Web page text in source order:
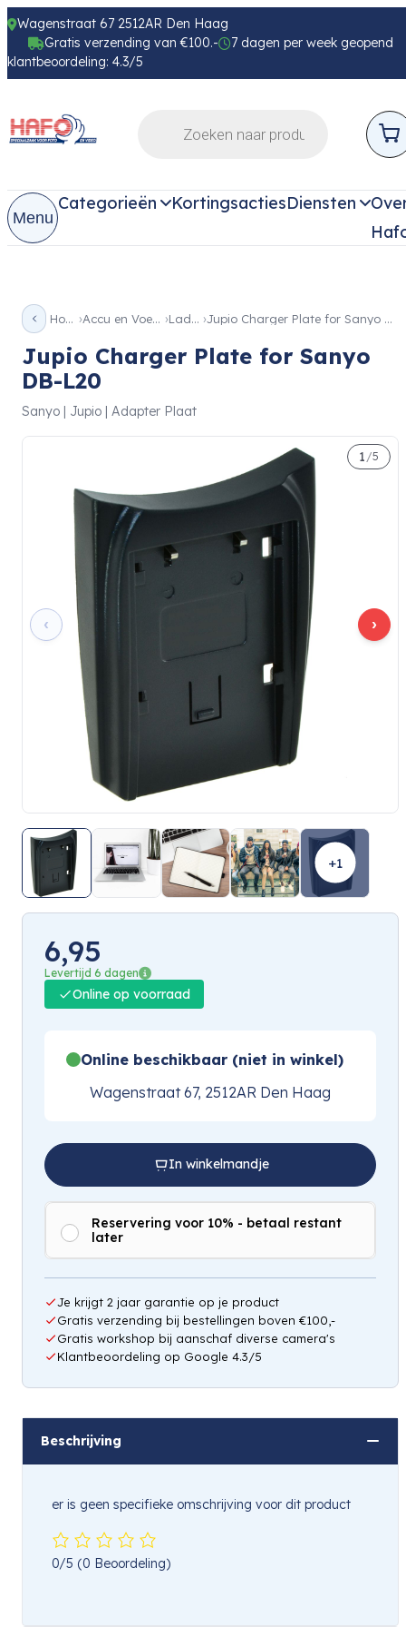
Wagenstraat 67 2512AR Den Haag
Gratis verzending van €100.-
7 dagen per week geopend
klantbeoordeling: 4.3/5
Menu
Categorieën KortingsactiesDiensten
Home Accu en Voeding Laders Jupio Charger Plate for Sanyo DB-L20
Jupio Charger Plate for Sanyo
DB-L20
Sanyo | Jupio | Adapter Plaat
‹ ›
1 /5
+1
6,95
Levertijd 6 dagen
Online op voorraad
Online beschikbaar (niet in winkel)
Wagenstraat 67, 2512AR Den Haag
In winkelmandje
Reservering voor 10% - betaal restant
later
Je krijgt 2 jaar garantie op je product
Gratis verzending bij bestellingen boven €100,-
Gratis workshop bij aanschaf diverse camera's
Klantbeoordeling op Google 4.3/5
Beschrijving
er is geen specifieke omschrijving voor dit product
0/5 (0 Beoordeling)